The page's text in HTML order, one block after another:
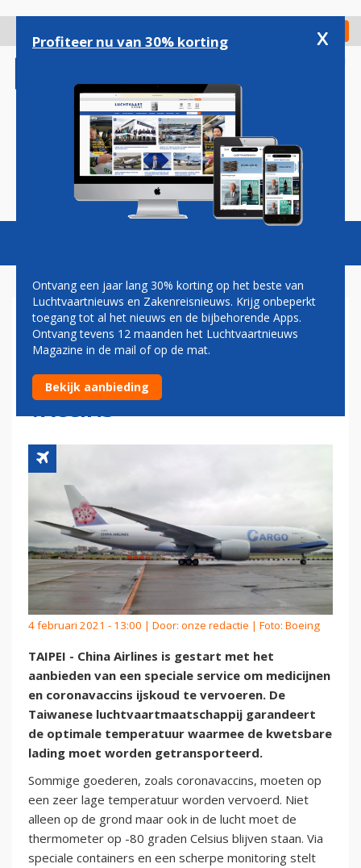
gaan
Check in
Magazine Podcasts Vacatures
CHINA AIRLINES KOMT MET
IJSKOUDE
TRANSPORTSERVICE VOOR
VACCINS
4 februari 2021 - 13:00 | Door: onze redactie | Foto: Boeing
TAIPEI - China Airlines is gestart met het
aanbieden van een speciale service om medicijnen
en coronavaccins ijskoud te vervoeren. De
Taiwanese luchtvaartmaatschappij garandeert
de optimale temperatuur waarmee de kwetsbare
lading moet worden getransporteerd.
Sommige goederen, zoals coronavaccins, moeten op
een zeer lage temperatuur worden vervoerd. Niet
alleen op de grond maar ook in de lucht moet de
thermometer op -80 graden Celsius blijven staan. Via
speciale containers en een scherpe monitoring stelt
Profiteer nu van 30% korting x
Ontvang een jaar lang 30% korting op het beste van
Luchtvaartnieuws en Zakenreisnieuws. Krijg onbeperkt
toegang tot al het nieuws en de bijbehorende Apps.
Ontvang tevens 12 maanden het Luchtvaartnieuws
Magazine in de mail of op de mat.
Bekijk aanbieding